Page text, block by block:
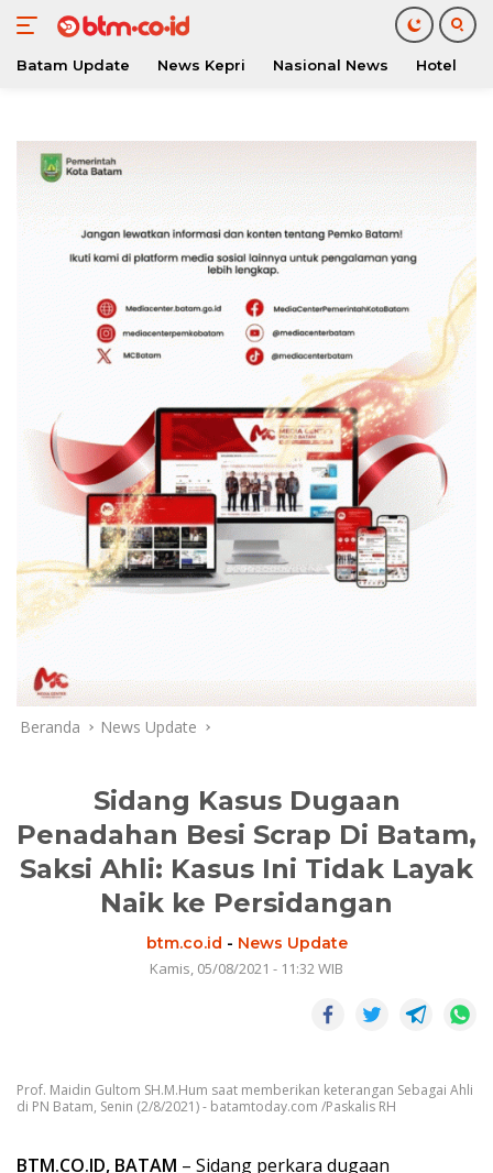
konten
Batam Update News Kepri Nasional News Hotel
Beranda News Update
Sidang Kasus Dugaan
Penadahan Besi Scrap Di Batam,
Saksi Ahli: Kasus Ini Tidak Layak
Naik ke Persidangan
btm.co.id - News Update
Kamis, 05/08/2021 - 11:32 WIB
Prof. Maidin Gultom SH.M.Hum saat memberikan keterangan Sebagai Ahli
di PN Batam, Senin (2/8/2021) - batamtoday.com /Paskalis RH
BTM.CO.ID, BATAM – Sidang perkara dugaan